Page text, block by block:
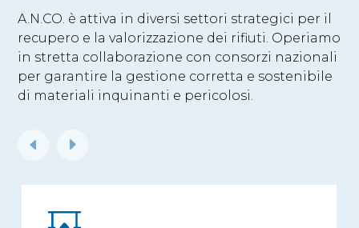
A.N.CO. è attiva in diversi settori strategici per il
recupero e la valorizzazione dei rifiuti. Operiamo
in stretta collaborazione con consorzi nazionali
per garantire la gestione corretta e sostenibile
di materiali inquinanti e pericolosi.